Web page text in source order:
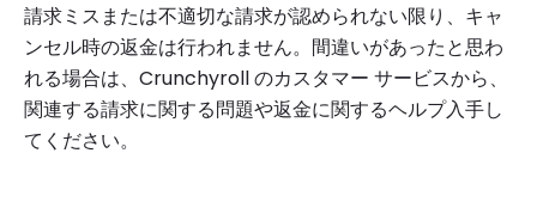
請求ミスまたは不適切な請求が認められない限り、キャ
ンセル時の返金は行われません。間違いがあったと思わ
れる場合は、Crunchyroll のカスタマー サービスから、
関連する請求に関する問題や返金に関するヘルプ入手し
てください。